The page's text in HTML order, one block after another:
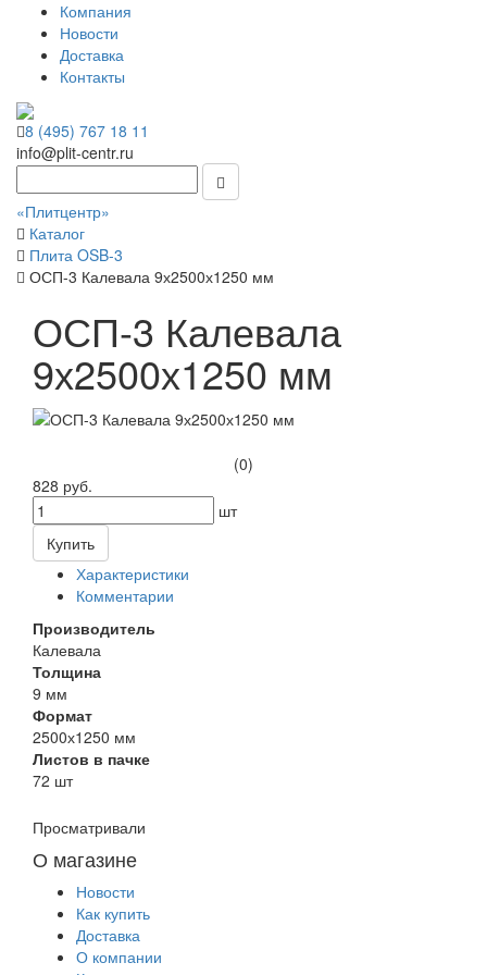
Компания
Новости
Доставка
Контакты
8 (495) 767 18 11
info@plit-centr.ru
«Плитцентр»
Каталог
Плита OSB-3
ОСП-3 Калевала 9х2500х1250 мм
ОСП-3 Калевала
9х2500х1250 мм
(0)
828 руб.
шт
Купить
Характеристики
Комментарии
Производитель
Калевала
Толщина
9 мм
Формат
2500х1250 мм
Листов в пачке
72 шт
Просматривали
О магазине
Новости
Как купить
Доставка
О компании